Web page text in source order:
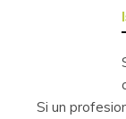
Si un